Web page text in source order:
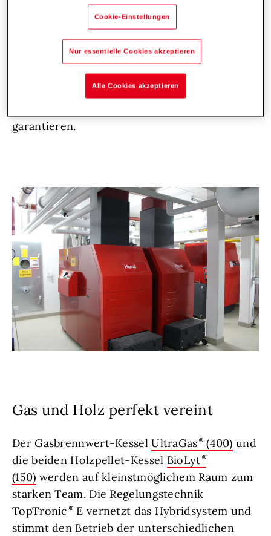
mit Sanitäreinrichtung von Kaldewei, Grohe
und Co. sind nur ein paar der namhaften
Unternehmen die für Top Qualität der DUO
sorgen. Daher freut es uns umso mehr, dass
Hoval mit der Lieferung der Pellet- und
Gaskessel beauftragt wurde, um eine
garantieren.
Gas und Holz perfekt vereint
Der Gasbrennwert-KesselUltraGas (400) und
die beiden Holzpellet-Kessel BioLyt
(150) werden auf kleinstmöglichem Raum zum
starken Team. Die Regelungstechnik
TopTronic
E vernetzt das Hybridsystem und
stimmt den Betrieb der unterschiedlichen
Cookie-Einstellungen
Nur essentielle Cookies akzeptieren
Alle Cookies akzeptieren